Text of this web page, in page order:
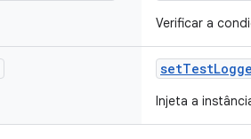
Verificar a
setTest
Injeta a